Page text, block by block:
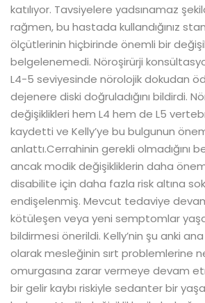
katılıyor. Tavsiyelere yadsınamaz
rağmen, bu hastada kullandığınız
ölçütlerinin hiçbirinde önemli bir
belgelenemedi. Nöroşirürji
L4-5 seviyesinde nörolojik dokudan
dejenere diski doğruladığını bildirdi.
değişiklikleri hem L4 hem de L5
kaydetti ve Kelly’ye bu bulgunun
anlattı.Cerrahinin gerekli olmadığını
ancak modik değişikliklerin daha
disabilite için daha fazla risk altına
endişelenmiş. Mevcut tedaviye
kötüleşen veya yeni semptomlar
bildirmesi önerildi. Kelly’nin şu anki ana
olarak mesleğinin sırt problemlerine
omurgasına zarar vermeye devam
bir gelir kaybı riskiyle sedanter bir